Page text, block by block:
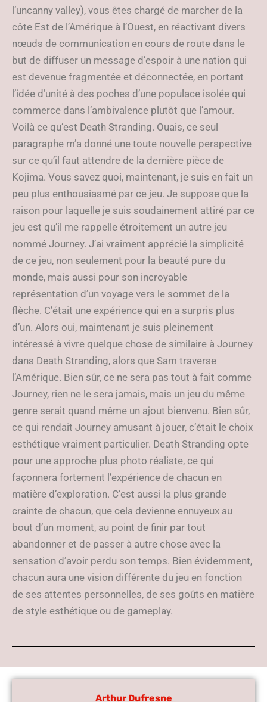
l’uncanny valley), vous êtes chargé de marcher de la
côte Est de l’Amérique à l’Ouest, en réactivant divers
nœuds de communication en cours de route dans le
but de diffuser un message d’espoir à une nation qui
est devenue fragmentée et déconnectée, en portant
l’idée d’unité à des poches d’une populace isolée qui
commerce dans l’ambivalence plutôt que l’amour.
Voilà ce qu’est Death Stranding. Ouais, ce seul
paragraphe m’a donné une toute nouvelle perspective
sur ce qu’il faut attendre de la dernière pièce de
Kojima. Vous savez quoi, maintenant, je suis en fait un
peu plus enthousiasmé par ce jeu. Je suppose que la
raison pour laquelle je suis soudainement attiré par ce
jeu est qu’il me rappelle étroitement un autre jeu
nommé Journey. J’ai vraiment apprécié la simplicité
de ce jeu, non seulement pour la beauté pure du
monde, mais aussi pour son incroyable
représentation d’un voyage vers le sommet de la
flèche. C’était une expérience qui en a surpris plus
d’un. Alors oui, maintenant je suis pleinement
intéressé à vivre quelque chose de similaire à Journey
dans Death Stranding, alors que Sam traverse
l’Amérique. Bien sûr, ce ne sera pas tout à fait comme
Journey, rien ne le sera jamais, mais un jeu du même
genre serait quand même un ajout bienvenu. Bien sûr,
ce qui rendait Journey amusant à jouer, c’était le choix
esthétique vraiment particulier. Death Stranding opte
pour une approche plus photo réaliste, ce qui
façonnera fortement l’expérience de chacun en
matière d’exploration. C’est aussi la plus grande
crainte de chacun, que cela devienne ennuyeux au
bout d’un moment, au point de finir par tout
abandonner et de passer à autre chose avec la
sensation d’avoir perdu son temps. Bien évidemment,
chacun aura une vision différente du jeu en fonction
de ses attentes personnelles, de ses goûts en matière
de style esthétique ou de gameplay.
Arthur Dufresne